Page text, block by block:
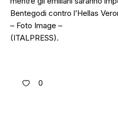
Bentegodi contro l’Hellas
– Foto Image –
(ITALPRESS).
0